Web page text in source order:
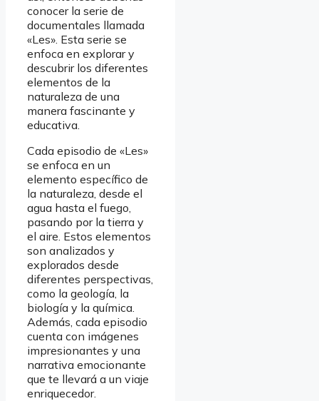
conocer la serie de
documentales llamada
«Les». Esta serie se
enfoca en explorar y
descubrir los diferentes
elementos de la
naturaleza de una
manera fascinante y
educativa.
Cada episodio de «Les»
se enfoca en un
elemento específico de
la naturaleza, desde el
agua hasta el fuego,
pasando por la tierra y
el aire. Estos elementos
son analizados y
explorados desde
diferentes perspectivas,
como la geología, la
biología y la química.
Además, cada episodio
cuenta con imágenes
impresionantes y una
narrativa emocionante
que te llevará a un viaje
enriquecedor.